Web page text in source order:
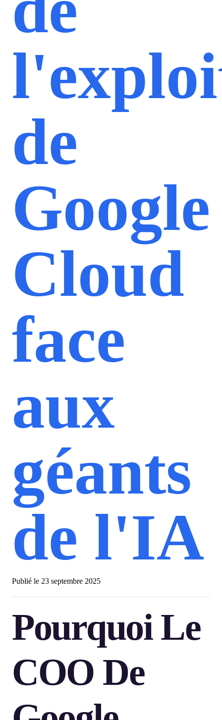
de
Google
Cloud
face
aux
géants
de l'IA
Publié le 23 septembre 2025
Pourquoi Le
COO De